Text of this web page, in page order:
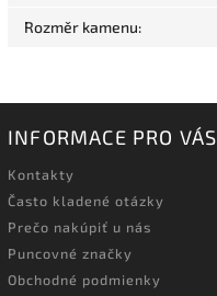
Rozměr kamenu:
INFORMACE PRO VÁS
Kontakty
Často kladené otázky
Prečo nakúpiť u nás
Puncovné značky
Obchodné podmienky